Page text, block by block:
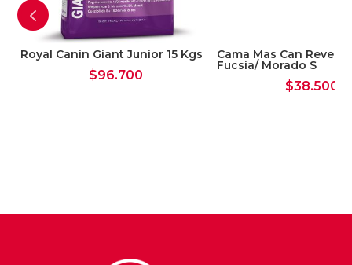
Royal Canin Giant Junior 15 Kgs
$96.700
Cama Mas Can
Fucsia/ Morado S
$38.500